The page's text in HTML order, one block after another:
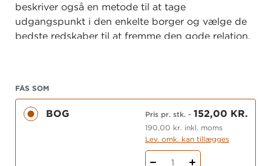
beskriver også en metode til at tage
udgangspunkt i den enkelte borger og vælge de
bedste redskaber til at fremme den gode relation.
FÅS SOM
BOG Pris pr. stk.- 152,00 KR.
190,00 kr. inkl. moms
Lev. omk. kan tillægges
1